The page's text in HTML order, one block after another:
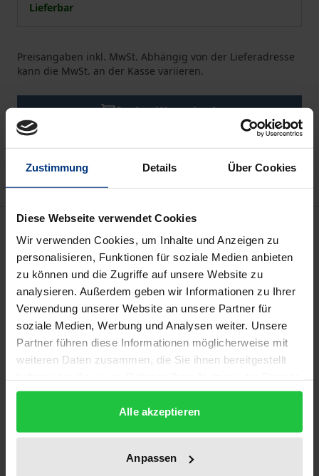
Zustimmung Details Über Cookies
Diese Webseite verwendet Cookies
Wir verwenden Cookies, um Inhalte und Anzeigen zu
personalisieren, Funktionen für soziale Medien anbieten
zu können und die Zugriffe auf unsere Website zu
analysieren. Außerdem geben wir Informationen zu Ihrer
Verwendung unserer Website an unsere Partner für
soziale Medien, Werbung und Analysen weiter. Unsere
Partner führen diese Informationen möglicherweise mit
weiteren Daten zusammen, die Sie ihnen bereitgestellt
gesammelt haben.
Alle akzeptieren
Anpassen
Lieferbar
Preisangaben inkl. MwSt. Abhängig von der Lieferadresse
kann die MwSt. an der Kasse variieren.
In den Warenkorb
Zur Wunschliste hinzufügen
Hinweise zu Versandkosten
Beschreibung
Das Examinatorium behandelt den für die
universitäre Abschlussprüfung relevanten Stoff aus
dem Bereich des Internationalen Privatrechts. Es
richtet sich in erster Linie an fortgeschrittene
Studierende des gleichnamigen
Schwerpunktbereichs, daneben aber auch an (Erst-
und Zweit-)Examenskandidat:innen. Besonderes
Augenmerk legt das Examinatorium auf die
Methodik. Integrierte Beispielsfälle, ein